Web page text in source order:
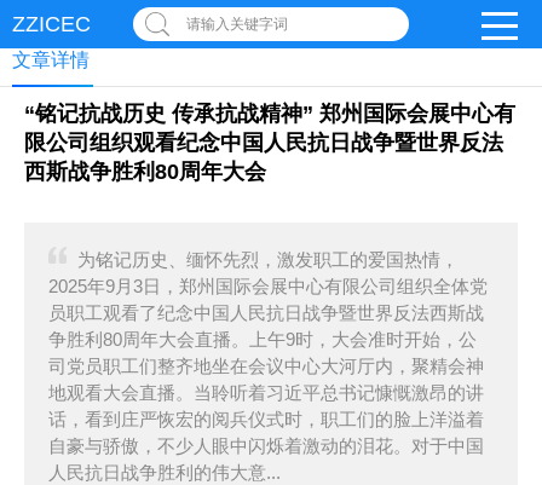
ZZICEC 请输入关键字词
文章详情
“铭记抗战历史 传承抗战精神” 郑州国际会展中心有
限公司组织观看纪念中国人民抗日战争暨世界反法
西斯战争胜利80周年大会
为铭记历史、缅怀先烈，激发职工的爱国热情，
2025年9月3日，郑州国际会展中心有限公司组织全体党
员职工观看了纪念中国人民抗日战争暨世界反法西斯战
争胜利80周年大会直播。上午9时，大会准时开始，公
司党员职工们整齐地坐在会议中心大河厅内，聚精会神
地观看大会直播。当聆听着习近平总书记慷慨激昂的讲
话，看到庄严恢宏的阅兵仪式时，职工们的脸上洋溢着
自豪与骄傲，不少人眼中闪烁着激动的泪花。对于中国
人民抗日战争胜利的伟大意...